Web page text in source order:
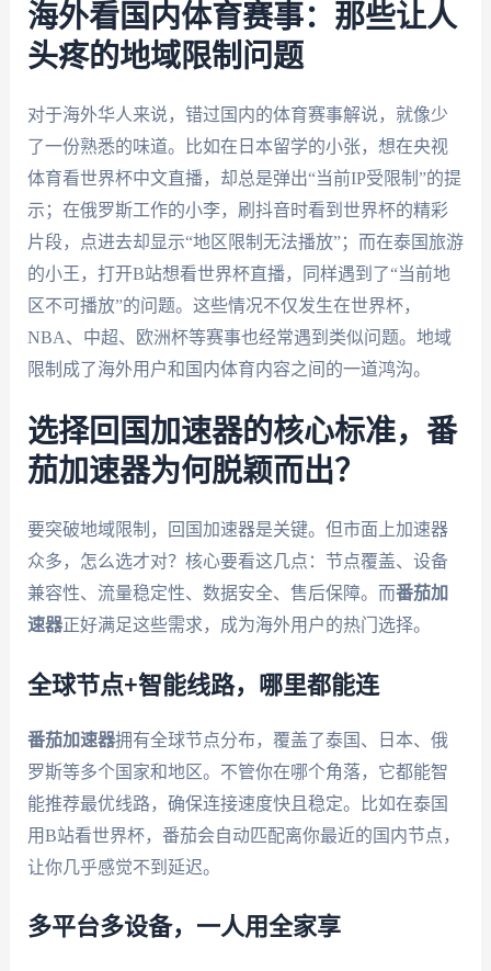
海外看国内体育赛事：那些让人
头疼的地域限制问题
对于海外华人来说，错过国内的体育赛事解说，就像少
了一份熟悉的味道。比如在日本留学的小张，想在央视
体育看世界杯中文直播，却总是弹出“当前IP受限制”的提
示；在俄罗斯工作的小李，刷抖音时看到世界杯的精彩
片段，点进去却显示“地区限制无法播放”；而在泰国旅游
的小王，打开B站想看世界杯直播，同样遇到了“当前地
区不可播放”的问题。这些情况不仅发生在世界杯，
NBA、中超、欧洲杯等赛事也经常遇到类似问题。地域
限制成了海外用户和国内体育内容之间的一道鸿沟。
选择回国加速器的核心标准，番
茄加速器为何脱颖而出？
要突破地域限制，回国加速器是关键。但市面上加速器
众多，怎么选才对？核心要看这几点：节点覆盖、设备
兼容性、流量稳定性、数据安全、售后保障。而番茄加
速器正好满足这些需求，成为海外用户的热门选择。
全球节点+智能线路，哪里都能连
番茄加速器拥有全球节点分布，覆盖了泰国、日本、俄
罗斯等多个国家和地区。不管你在哪个角落，它都能智
能推荐最优线路，确保连接速度快且稳定。比如在泰国
用B站看世界杯，番茄会自动匹配离你最近的国内节点，
让你几乎感觉不到延迟。
多平台多设备，一人用全家享